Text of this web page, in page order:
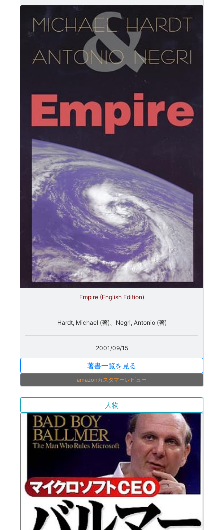
Empire (English Edition)
Hardt, Michael (著)、Negri, Antonio (著)
2001/09/15
著書一覧を見る
amazonカスタマーレビュー
人物